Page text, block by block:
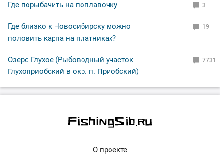
Где порыбачить на поплавочку 3
Где близко к Новосибирску можно
половить карпа на платниках?
19
Озеро Глухое (Рыбоводный участок
Глухоприобский в окр. п. Приобский)
7731
О проекте